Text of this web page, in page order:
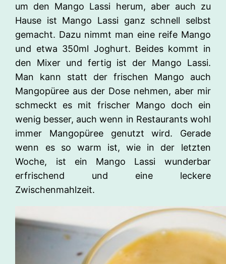
um den Mango Lassi herum, aber auch zu
Hause ist Mango Lassi ganz schnell selbst
gemacht. Dazu nimmt man eine reife Mango
und etwa 350ml Joghurt. Beides kommt in
den Mixer und fertig ist der Mango Lassi.
Man kann statt der frischen Mango auch
Mangopüree aus der Dose nehmen, aber mir
schmeckt es mit frischer Mango doch ein
wenig besser, auch wenn in Restaurants wohl
immer Mangopüree genutzt wird. Gerade
wenn es so warm ist, wie in der letzten
Woche, ist ein Mango Lassi wunderbar
erfrischend und eine leckere
Zwischenmahlzeit.